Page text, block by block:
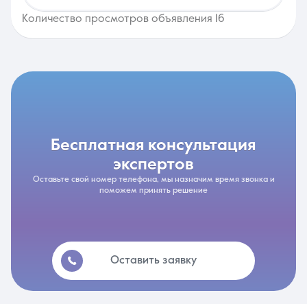
Количество просмотров объявления 16
бесплатная консультация
экспертов
Оставьте свой номер телефона, мы назначим время звонка и
поможем принять решение
Оставить заявку